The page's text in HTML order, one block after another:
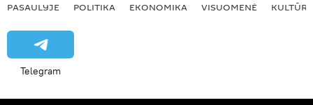
PASAULYJE POLITIKA EKONOMIKA VISUOMENĖ KULTŪRA
Telegram